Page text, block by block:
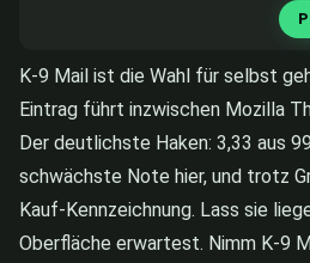
K-9 Mail ist die Wahl für selbst
Eintrag führt inzwischen Mozilla
Der deutlichste Haken: 3,33 aus
schwächste Note hier, und trotz
Kauf-Kennzeichnung. Lass sie
Oberfläche erwartest. Nimm K-9